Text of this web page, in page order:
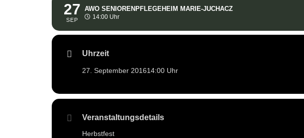
27
SEP
AWO SENIORENPFLEGEHEIM MARIE-JUCHACZ
14:00 Uhr
Uhrzeit
27. September 201614:00 Uhr
Veranstaltungsdetails
Herbstfest